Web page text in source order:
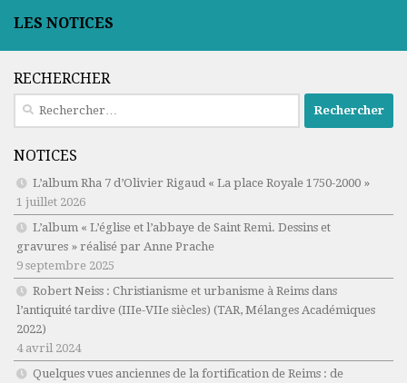
LES NOTICES
RECHERCHER
Rechercher :
NOTICES
L’album Rha 7 d’Olivier Rigaud « La place Royale 1750-2000 »
1 juillet 2026
L’album « L’église et l’abbaye de Saint Remi. Dessins et
gravures » réalisé par Anne Prache
9 septembre 2025
Robert Neiss : Christianisme et urbanisme à Reims dans
l’antiquité tardive (IIIe-VIIe siècles) (TAR, Mélanges Académiques
2022)
4 avril 2024
Quelques vues anciennes de la fortification de Reims : de